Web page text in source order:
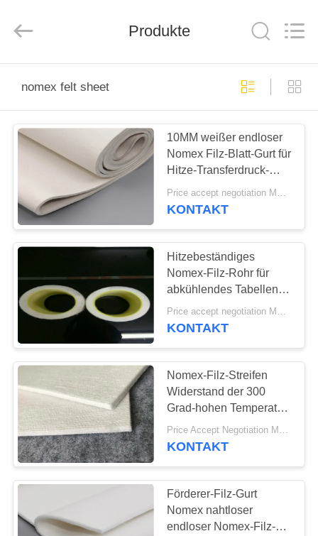
PRODUKTE
ÜBER
FABRIK-
AUSFLUG
QUALITÄTSKONTROLLE
TRETEN
SIE
MIT
UNS
IN
VERBINDUNG
NACHRICHTEN
Produkte
nomex felt sheet
10MM weißer endloser
Nomex Filz-Blatt-Gurt für
Hitze-Transferdruck-
Maschine
Price accept negotiation MOQ:500 Quadratmeter
KONTAKT
Hitzebeständiges
Nomex-Filz-Rohr für
abkühlendes Tabellen-
Ausrüstungs-Licht-Weiß
Price accept negotiation MOQ:Ein Stück
KONTAKT
Nomex-Filz-Streifen
Widerstand der 300
Grad-hohen Temperatur
für
Aluminiumverdrängung
Price Accept Negotiation MOQ:Ein Stück
KONTAKT
Förderer-Filz-Gurt
Nomex nahtloser
endloser Nomex-Filz-